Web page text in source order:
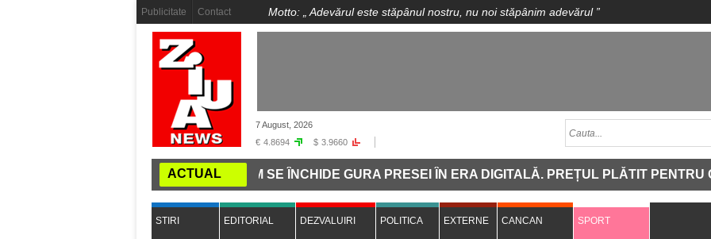
Publicitate Contact Motto: „ Adevărul este stăpânul nostru, nu noi stăpânim adevărul”
7 August, 2026
€ 4.8694 $ 3.9660
ACTUAL
COMANDĂ PE INTERNET: CUM SE ÎNCHIDE GURA PRESEI ÎN ERA DIGITALĂ. PREȚUL PLĂTIT PENTRU CA O
STIRI EDITORIAL DEZVALUIRI POLITICA EXTERNE CANCAN SPORT